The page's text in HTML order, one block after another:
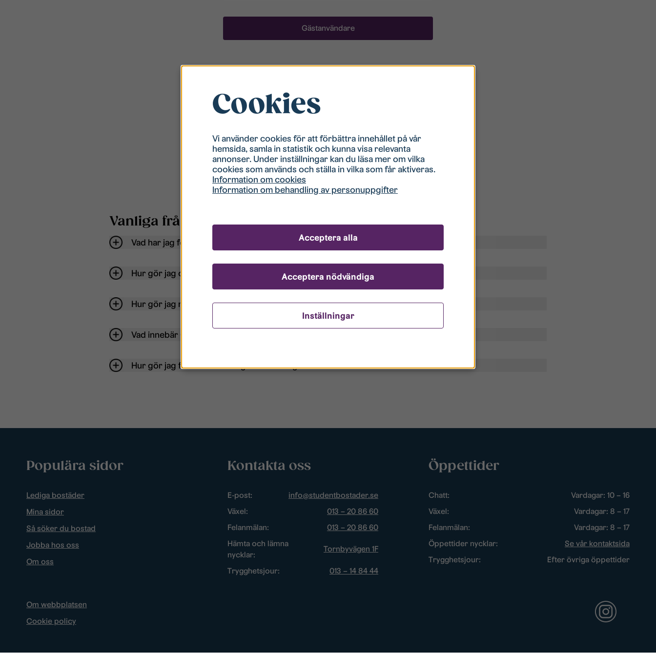
Gästanvändare
För att ha möjlighet att söka boende måste du vara
snabbt!
Registrera ett konto
Vanliga frågor och svar
Vad har jag för användarnamn?
Hur gör jag om mitt konto är låst?
Hur gör jag när jag glömt mitt lösenord?
Vad innebär Gästkonto/Gästanvändare?
Hur gör jag för att bli borttagen ur era register?
Populära sidor
Lediga bostäder
Mina sidor
Så söker du bostad
Jobba hos oss
Om oss
Kontakta oss
E-post:
info@studentbostader.se
Växel:
013 – 20 86 60
Felanmälan:
013 – 20 86 60
Hämta och lämna
nycklar:
Tornbyvägen 1F
Trygghetsjour: 013 – 14 84 44
Öppettider
Chatt:
Vardagar: 10 – 16
Växel:
Vardagar: 8 – 17
Felanmälan:
Vardagar: 8 – 17
Öppettider nycklar:
Se vår kontaktsida
Trygghetsjour:
Efter övriga öppettider
Om webbplatsen
Cookie policy
Cookies
Vi använder cookies för att förbättra innehållet på vår
hemsida, samla in statistik och kunna visa relevanta
annonser. Under inställningar kan du läsa mer om vilka
cookies som används och ställa in vilka som får aktiveras.
Information om cookies
Information om behandling av personuppgifter
Inställningar
Acceptera nödvändiga
Acceptera alla